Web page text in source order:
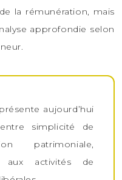
la rémunération, mais
approfondie selon
aujourd’hui
simplicité de
patrimoniale,
aux activités de